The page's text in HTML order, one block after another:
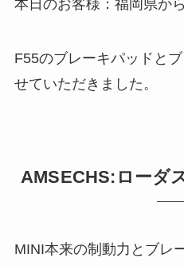
本日のお客様：福岡県か
F55のブレーキパッドと
せていただきました。
AMSECHS:ローダ
MINI本来の制動力とブレ